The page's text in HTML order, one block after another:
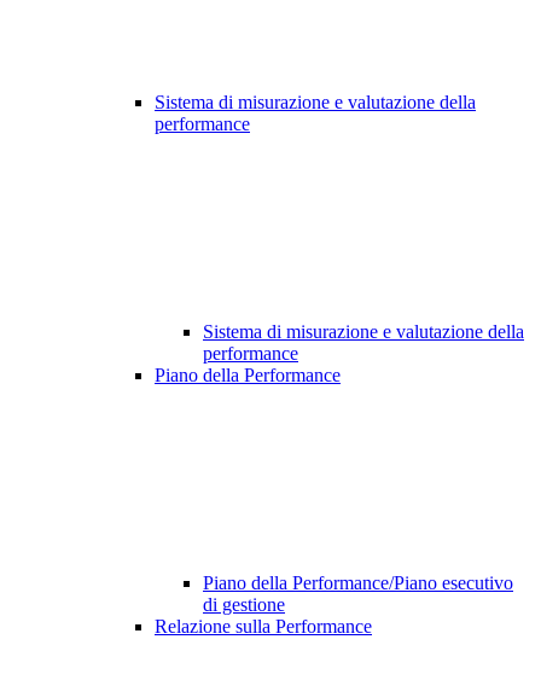
Sistema di misurazione e valutazione della
performance
Sistema di misurazione e valutazione della
performance
Piano della Performance
Piano della Performance/Piano esecutivo
di gestione
Relazione sulla Performance